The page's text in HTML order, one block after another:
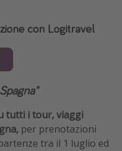
con Logitravel
tutti i tour, viaggi
per prenotazioni
tra il 1 luglio ed